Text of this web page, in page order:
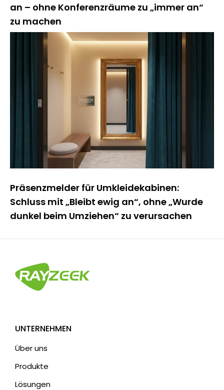
an – ohne Konferenzräume zu „immer an“
zu machen
Präsenzmelder für Umkleidekabinen:
Schluss mit „Bleibt ewig an“, ohne „Wurde
dunkel beim Umziehen“ zu verursachen
UNTERNEHMEN
Über uns
Produkte
Lösungen